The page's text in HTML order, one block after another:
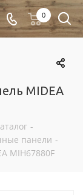
0
MIDEA
-
панели -
MIH67880F